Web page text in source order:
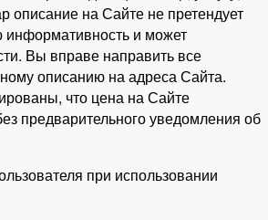
описание на Сайте не претендует
и может
Вы вправе направить все
описанию на адреса Сайта.
что цена на Сайте
предварительного уведомления об
при использовании